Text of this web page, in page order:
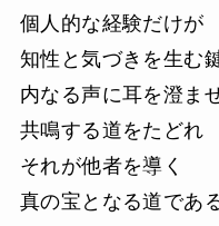
個人的な経験だけが
知性と気づきを生む
内なる声に耳を澄ま
共鳴する道をたどれ
それが他者を導く
真の宝となる道であ